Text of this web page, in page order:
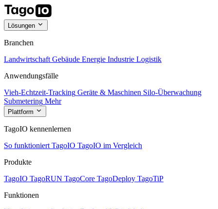
Lösungen
Branchen
Landwirtschaft Gebäude Energie Industrie Logistik
Anwendungsfälle
Vieh-Echtzeit-Tracking Geräte & Maschinen Silo-Überwachung
Submetering Mehr
Plattform
TagoIO kennenlernen
So funktioniert TagoIO TagoIO im Vergleich
Produkte
TagoIO TagoRUN TagoCore TagoDeploy TagoTiP
Funktionen